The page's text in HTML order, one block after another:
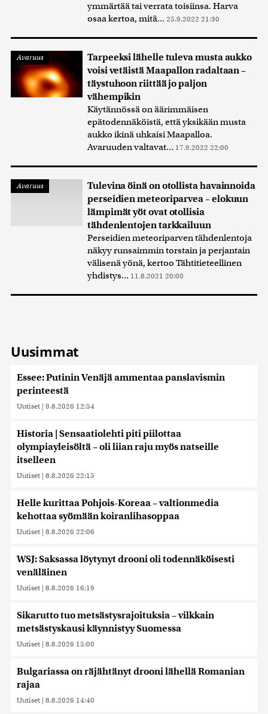
ymmärtää tai verrata toisiinsa. Harva
osaa kertoa, mitä... 25.9.2022 21:30
Avaruus
Tarpeeksi lähelle tuleva musta aukko
voisi vetäistä Maapallon radaltaan –
täystuhoon riittää jo paljon
vähempikin
Käytännössä on äärimmäisen
epätodennäköistä, että yksikään musta
aukko ikinä uhkaisi Maapalloa.
Avaruuden valtavat... 17.9.2022 22:00
Avaruus
Tulevina öinä on otollista havainnoida
perseidien meteoriparvea – elokuun
lämpimät yöt ovat otollisia
tähdenlentojen tarkkailuun
Perseidien meteoriparven tähdenlentoja
näkyy runsaimmin torstain ja perjantain
välisenä yönä, kertoo Tähtitieteellinen
yhdistys... 11.8.2021 20:00
Uusimmat
Essee: Putinin Venäjä ammentaa panslavismin
perinteestä
Uutiset | 9.8.2026 12:54
Historia | Sensaatiolehti piti piilottaa
olympiayleisöltä – oli liian raju myös natseille
itselleen
Uutiset | 8.8.2026 22:15
Helle kurittaa Pohjois-Koreaa – valtionmedia
kehottaa syömään koiranlihasoppaa
Uutiset | 8.8.2026 22:06
WSJ: Saksassa löytynyt drooni oli todennäköisesti
venäläinen
Uutiset | 8.8.2026 16:19
Sikarutto tuo metsästysrajoituksia – vilkkain
metsästyskausi käynnistyy Suomessa
Uutiset | 8.8.2026 15:00
Bulgariassa on räjähtänyt drooni lähellä Romanian
rajaa
Uutiset | 8.8.2026 14:40